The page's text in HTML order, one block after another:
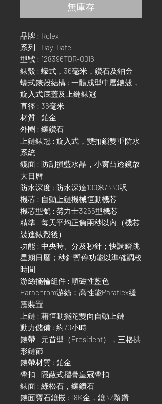
無庫存
品牌 : Rolex
系列 : Day-Date
型號 : 128396TBR-0016
錶殼 : 蠔式，36毫米，鑽石及鉑金
蠔式錶殼結構 : 一體成型中層錶殼，
旋入式底蓋及上鏈錶冠
直徑 : 36毫米
材質 : 鉑金
外圈 : 鑲鑽石
上鏈錶冠 : 旋入式，雙扣鎖雙重防水
系統
鏡面 : 防刮損藍水晶，小窗凸透鏡放
大日曆
防水深度 : 防水深達100米/330呎
機芯 : 自動上鏈機械恒動機芯
機芯型號 : 勞力士3255型機芯
精準 : 每天平均正負兩秒以內（機芯
裝進錶殼後）
功能 : 中央時、分及秒針；快調瞬跳
星期日曆；秒針暫停功能以準確調校
時間
游絲擺輪組件 : 順磁性藍色
Parachrom游絲；高性能Paraflex緩
震裝置
上鏈 : 藉恒動擺陀雙向自動上鏈
動力儲備 : 約70小時
錶帶 : 元首型（President），三格拱
形鏈節
錶帶材質 : 鉑金
帶扣 : 隱蔽式摺疊皇冠帶扣
錶面 : 綠松石，鑲鑽石
錶面寶石鑲嵌 : 18K金，鑲32顆鑽